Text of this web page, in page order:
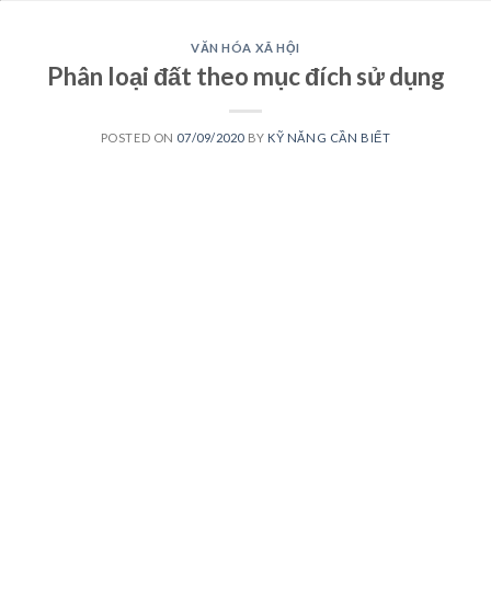
VĂN HÓA XÃ HỘI
Phân loại đất theo mục đích sử dụng
POSTED ON 07/09/2020 BY KỸ NĂNG CẦN BIẾT